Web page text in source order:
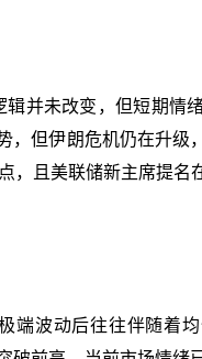
并未改变，但短期情
，但伊朗危机仍在升级
，且美联储新主席提名
波动后往往伴随着均